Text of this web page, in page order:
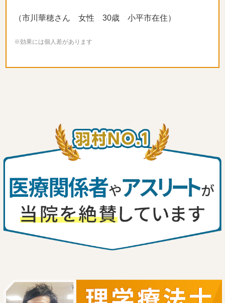
（市川華穂さん 女性 30歳 小平市在住）
※効果には個人差があります